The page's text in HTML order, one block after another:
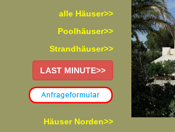
alle Häuser>>
Poolhäuser>>
Strandhäuser>>
LAST MINUTE>>
Häuser Norden>>